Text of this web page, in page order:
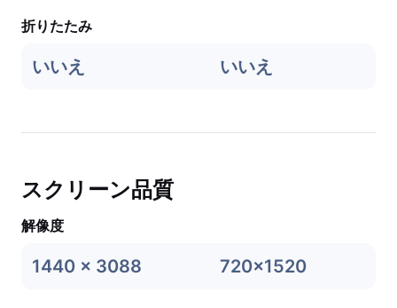
折りたたみ
いいえ いいえ
スクリーン品質
解像度
1440 x 3088 720x1520